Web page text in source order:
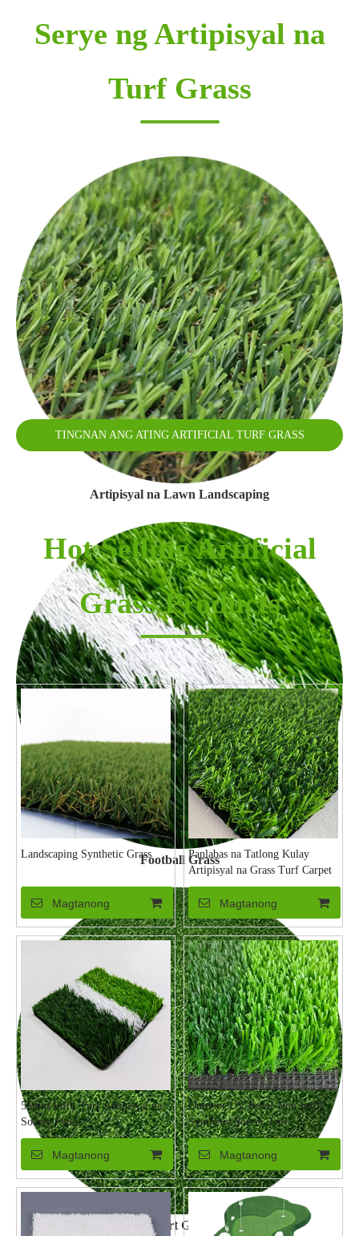
Serye ng Artipisyal na
Turf Grass
Artipisyal na Lawn Landscaping
Football Grass
Sport Grass
TINGNAN ANG ATING ARTIFICIAL TURF GRASS
SERIES
Hot Selling Artificial
Grass Products
Landscaping Synthetic Grass
Magtanong
Panlabas na Tatlong Kulay
Artipisyal na Grass Turf Carpet
Magtanong
55mm Infill Turf Artipisyal na
Soccer Field
Magtanong
Outdoor UV Proof Non Infill
Synthetic Soccer Turf
Magtanong